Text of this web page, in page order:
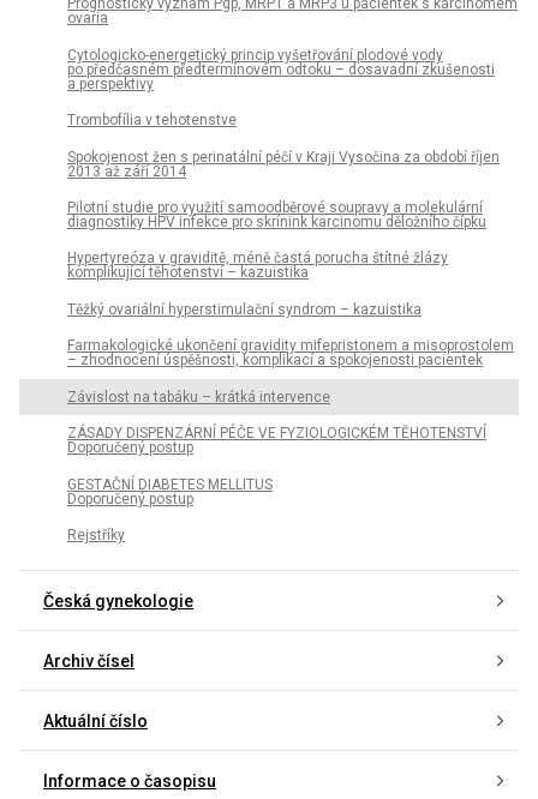
Prognostický význam Pgp, MRP1 a MRP3 u pacientek s karcinomem
ovaria
Cytologicko-energetický princip vyšetřování plodové vody
po předčasném předtermínovém odtoku – dosavadní zkušenosti
a perspektivy
Trombofília v tehotenstve
Spokojenost žen s perinatální péčí v Kraji Vysočina za období říjen
2013 až září 2014
Pilotní studie pro využití samoodběrové soupravy a molekulární
diagnostiky HPV infekce pro skrínink karcinomu děložního čípku
Hypertyreóza v graviditě, méně častá porucha štítné žlázy
komplikující těhotenství – kazuistika
Těžký ovariální hyperstimulační syndrom – kazuistika
Farmakologické ukončení gravidity mifepristonem a misoprostolem
– zhodnocení úspěšnosti, komplikací a spokojenosti pacientek
Závislost na tabáku – krátká intervence
ZÁSADY DISPENZÁRNÍ PÉČE VE FYZIOLOGICKÉM TĚHOTENSTVÍ
Doporučený postup
GESTAČNÍ DIABETES MELLITUS
Doporučený postup
Rejstříky
Česká gynekologie
Archiv čísel
Aktuální číslo
Informace o časopisu